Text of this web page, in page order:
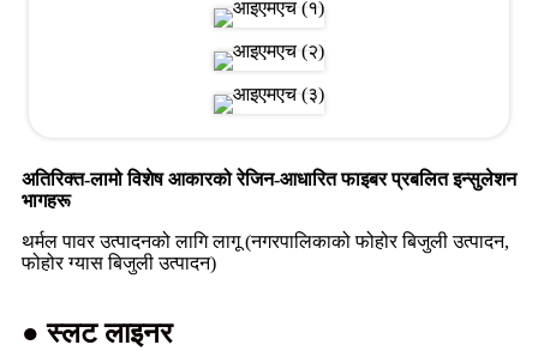
अतिरिक्त-लामो विशेष आकारको रेजिन-आधारित फाइबर प्रबलित इन्सुलेशन
भागहरू
थर्मल पावर उत्पादनको लागि लागू (नगरपालिकाको फोहोर बिजुली उत्पादन,
फोहोर ग्यास बिजुली उत्पादन)
● स्लट लाइनर